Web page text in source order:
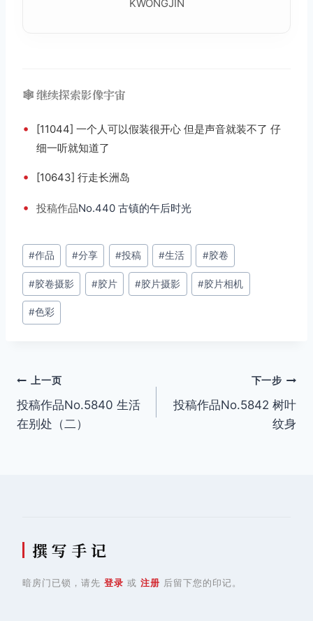
KWONGJIN
🕸️ 继续探索影像宇宙
•
[11044] 一个人可以假装很开心 但是声音就装不了 仔
细一听就知道了
• [10643] 行走长洲岛
• 投稿作品No.440 古镇的午后时光
文
章
标
签：
#作品 #分享 #投稿 #生活 #胶卷
#胶卷摄影 #胶片 #胶片摄影 #胶片相机
#色彩
文
章
上一页
投稿作品No.5840 生活
在别处（二）
下一步
投稿作品No.5842 树叶
纹身
撰 写 手 记
暗房门已锁，请先 登录 或 注册 后留下您的印记。